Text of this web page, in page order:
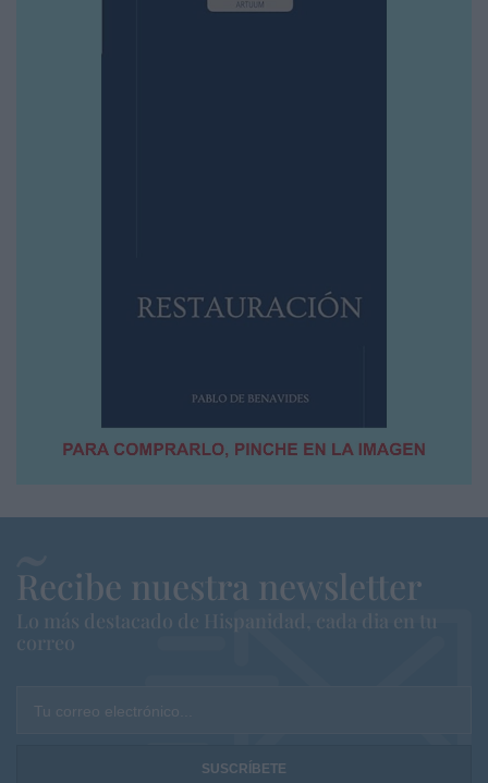
Recibe nuestra newsletter
Lo más destacado de Hispanidad, cada dia en tu
correo
Tu correo electrónico...